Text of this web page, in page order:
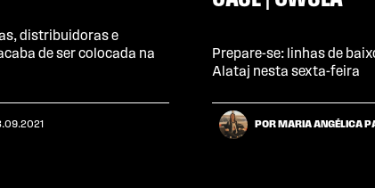
distribuidoras e
de ser colocada na
Prepare-se: linhas de
Alataj nesta sexta-feira
POR MARIA ANGÉLICA